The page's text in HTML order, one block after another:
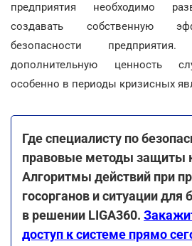
предприятия необходимо
создавать собственную
безопасности
дополнительную ценность
особенно в периоды кризисных
Где специалисту по
правовые методы защиты
Алгоритмы действий при
госорганов и ситуации для
в решении LIGA360.
доступ к системе прямо